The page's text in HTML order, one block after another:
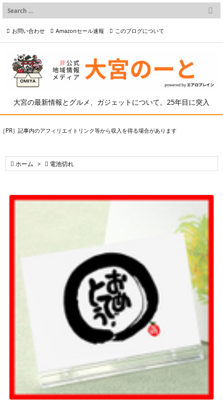
大宮の最新情報とグルメ、ガジェットについて。25年目に突入

メニュー

検索
お問い合わせ Amazonセール速報 このブログについて
プライバシーポリシー等
［PR］記事内のアフィリエイトリンク等から収入を得る場合があります
 ホーム >  電池切れ